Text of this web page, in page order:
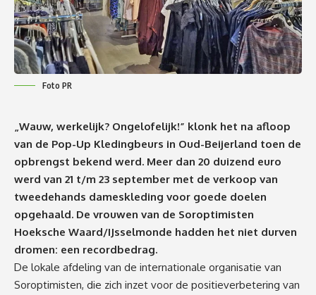
Foto PR
„Wauw, werkelijk? Ongelofelijk!” klonk het na afloop
van de Pop-Up Kledingbeurs in Oud-Beijerland toen de
opbrengst bekend werd. Meer dan 20 duizend euro
werd van 21 t/m 23 september met de verkoop van
tweedehands dameskleding voor goede doelen
opgehaald. De vrouwen van de Soroptimisten
Hoeksche Waard/IJsselmonde hadden het niet durven
dromen: een recordbedrag.
De lokale afdeling van de internationale organisatie van
Soroptimisten, die zich inzet voor de positieverbetering van